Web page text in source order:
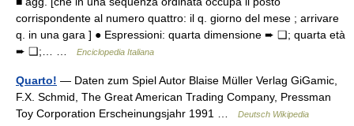
corrispondente al numero quattro: il q. giorno del mese ; arrivare
q. in una gara ] ● Espressioni: quarta dimensione ➨ ❑; quarta età
➨ ❑;… …
Enciclopedia Italiana
Quarto! — Daten zum Spiel Autor Blaise Müller Verlag GiGamic,
F.X. Schmid, The Great American Trading Company, Pressman
Toy Corporation Erscheinungsjahr 1991 …
Deutsch Wikipedia